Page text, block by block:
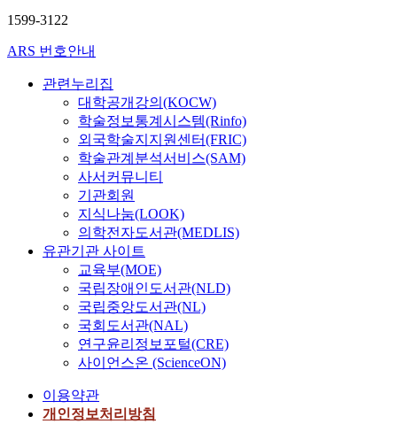
1599-3122
ARS 번호안내
관련누리집
대학공개강의(KOCW)
학술정보통계시스템(Rinfo)
외국학술지지원센터(FRIC)
학술관계분석서비스(SAM)
사서커뮤니티
기관회원
지식나눔(LOOK)
의학전자도서관(MEDLIS)
유관기관 사이트
교육부(MOE)
국립장애인도서관(NLD)
국립중앙도서관(NL)
국회도서관(NAL)
연구윤리정보포털(CRE)
사이언스온 (ScienceON)
이용약관
개인정보처리방침